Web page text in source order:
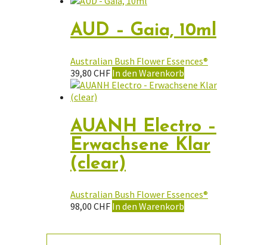
AUD – Gaia, 10ml
Australian Bush Flower Essences®
39,80 CHF In den Warenkorb
AUANH Electro –
Erwachsene Klar
(clear)
Australian Bush Flower Essences®
98,00 CHF In den Warenkorb